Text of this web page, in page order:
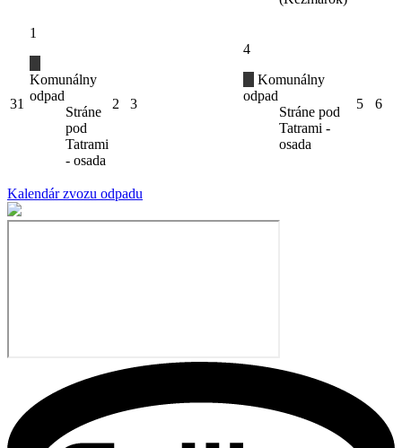
31
1
Komunálny
odpad
Stráne
pod
Tatrami
- osada
2 3
4
Komunálny
odpad
Stráne pod
Tatrami -
osada
5 6
Kalendár zvozu odpadu